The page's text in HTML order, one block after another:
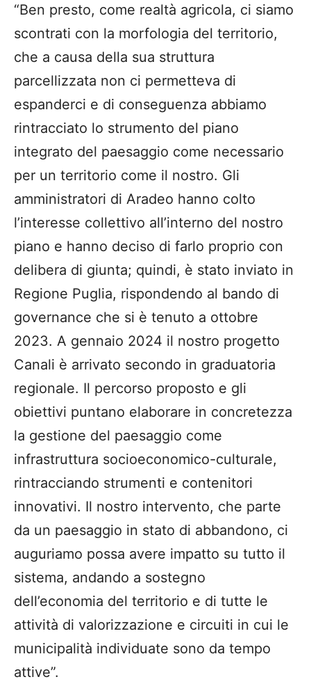
“Ben presto, come realtà agricola, ci siamo
scontrati con la morfologia del territorio,
che a causa della sua struttura
parcellizzata non ci permetteva di
espanderci e di conseguenza abbiamo
rintracciato lo strumento del piano
integrato del paesaggio come necessario
per un territorio come il nostro. Gli
amministratori di Aradeo hanno colto
l’interesse collettivo all’interno del nostro
piano e hanno deciso di farlo proprio con
delibera di giunta; quindi, è stato inviato in
Regione Puglia, rispondendo al bando di
governance che si è tenuto a ottobre
2023. A gennaio 2024 il nostro progetto
Canali è arrivato secondo in graduatoria
regionale. Il percorso proposto e gli
obiettivi puntano elaborare in concretezza
la gestione del paesaggio come
infrastruttura socioeconomico-culturale,
rintracciando strumenti e contenitori
innovativi. Il nostro intervento, che parte
da un paesaggio in stato di abbandono, ci
auguriamo possa avere impatto su tutto il
sistema, andando a sostegno
dell’economia del territorio e di tutte le
attività di valorizzazione e circuiti in cui le
municipalità individuate sono da tempo
attive”.